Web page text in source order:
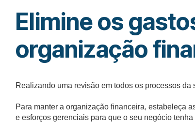
Elimine os
organização
Realizando uma revisão em todos os processos
Para manter a organização financeira, estabeleça
e esforços gerenciais para que o seu negócio